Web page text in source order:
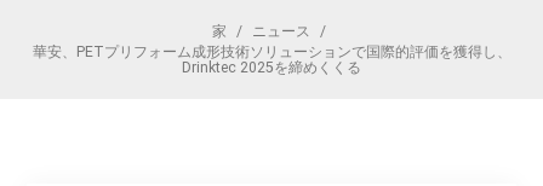
家 / ニュース
/
華安、PETプリフォーム成形技術ソリューションで国際的評価を獲得し、
Drinktec 2025を締めくくる